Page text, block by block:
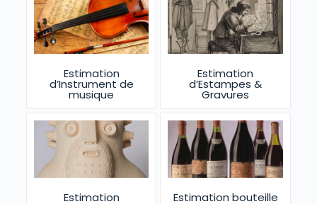
Estimation
d’Instrument de
musique
Estimation
d’Estampes &
Gravures
Estimation Estimation bouteille